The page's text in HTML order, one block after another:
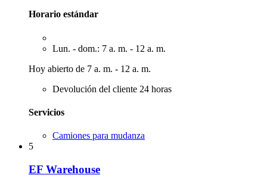
Horario estándar
Lun. - dom.: 7 a. m. - 12 a. m.
Hoy abierto de 7 a. m. - 12 a. m.
Devolución del cliente 24 horas
Servicios
Camiones para mudanza
5
EF Warehouse